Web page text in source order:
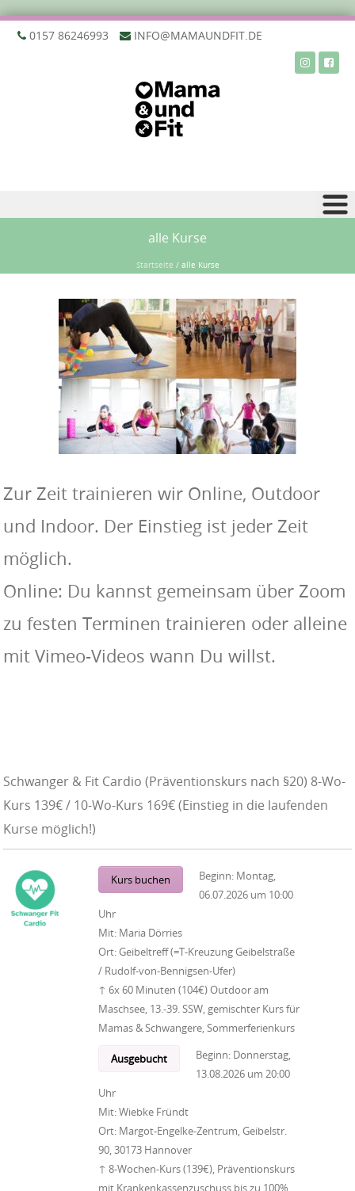
‭0157 86246993‬ INFO@MAMAUNDFIT.DE
alle Kurse
Startseite /alle Kurse
Zur Zeit trainieren wir Online, Outdoor
und Indoor. Der Einstieg ist jeder Zeit
möglich.
Online: Du kannst gemeinsam über Zoom
zu festen Terminen trainieren oder alleine
mit Vimeo-Videos wann Du willst.
Schwanger & Fit Cardio (Präventionskurs nach §20) 8-Wo-
Kurs 139€ / 10-Wo-Kurs 169€ (Einstieg in die laufenden
Kurse möglich!)
Kurs buchen Beginn: Montag,
06.07.2026 um 10:00
Uhr
Mit: Maria Dörries
Ort:Geibeltreff (=T-Kreuzung Geibelstraße
/ Rudolf-von-Bennigsen-Ufer)
↑ 6x 60 Minuten (104€) Outdoor am
Maschsee, 13.-39. SSW, gemischter Kurs für
Mamas & Schwangere, Sommerferienkurs
Ausgebucht Beginn: Donnerstag,
13.08.2026 um 20:00
Uhr
Mit:Wiebke Fründt
Ort: Margot-Engelke-Zentrum, Geibelstr.
90, 30173 Hannover
↑ 8-Wochen-Kurs (139€), Präventionskurs
mit Krankenkassenzuschuss bis zu 100%